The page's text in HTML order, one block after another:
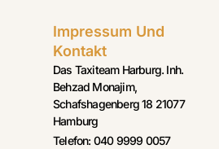
Impressum Und
Kontakt
Das Taxiteam Harburg. Inh.
Behzad Monajim,
Schafshagenberg 18 21077
Hamburg
Telefon: 040 9999 0057